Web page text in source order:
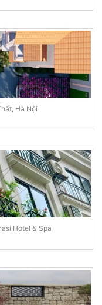
Hà Nội
Hotel & Spa